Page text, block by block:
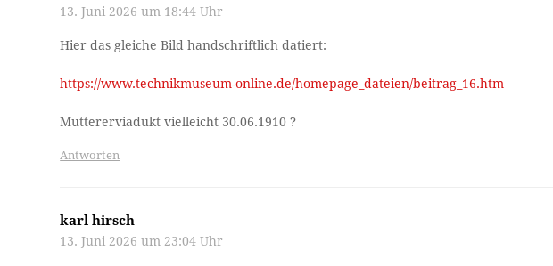
13. Juni 2026 um 18:44 Uhr
Hier das gleiche Bild handschriftlich datiert:
https://www.technikmuseum-online.de/homepage_dateien/beitrag_16.htm
Muttererviadukt vielleicht 30.06.1910 ?
Antworten
karl hirsch
13. Juni 2026 um 23:04 Uhr